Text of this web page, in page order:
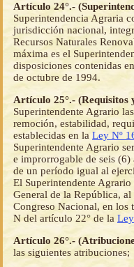
Artículo 24°.-
Superintendencia Agraria
jurisdicción nacional,
Recursos Naturales
máxima es el
disposiciones contenidas
de octubre de 1994.
Artículo 25°.- (Requisitos
Superintendente Agrario
remoción, estabilidad,
establecidas en la Ley Nº
Superintendente Agrario
e improrrogable de seis (6)
de un período igual al
El Superintendente
General de la República,
Congreso Nacional, en los
N del artículo 22° de la
Artículo 26°.-
las siguientes atribuciones;